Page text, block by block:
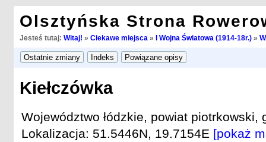
Olsztyńska Strona
Jesteś tutaj: Witaj! » Ciekawe miejsca » I Wojna Światowa (1914-18r.)»
Kiełczówka
Województwo łódzkie, powiat piotrkowski,
Lokalizacja: 51.5446N, 19.7154E [pokaż